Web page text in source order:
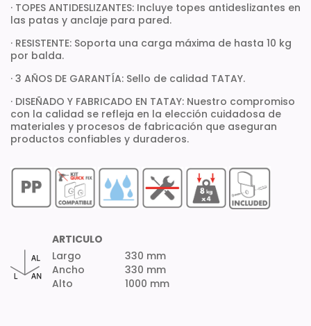
· TOPES ANTIDESLIZANTES: Incluye topes antideslizantes en
las patas y anclaje para pared.
· RESISTENTE: Soporta una carga máxima de hasta 10 kg
por balda.
· 3 AÑOS DE GARANTÍA: Sello de calidad TATAY.
· DISEÑADO Y FABRICADO EN TATAY: Nuestro compromiso
con la calidad se refleja en la elección cuidadosa de
materiales y procesos de fabricación que aseguran
productos confiables y duraderos.
ARTICULO
Largo
Ancho
Alto
330 mm
330 mm
1000 mm